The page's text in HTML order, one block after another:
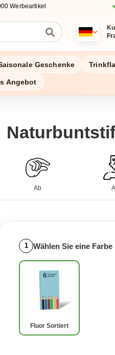
Werbeartikel
Geschenke
Angebot
Ab
1 Wählen Sie eine Farbe
Fluor Sortiert